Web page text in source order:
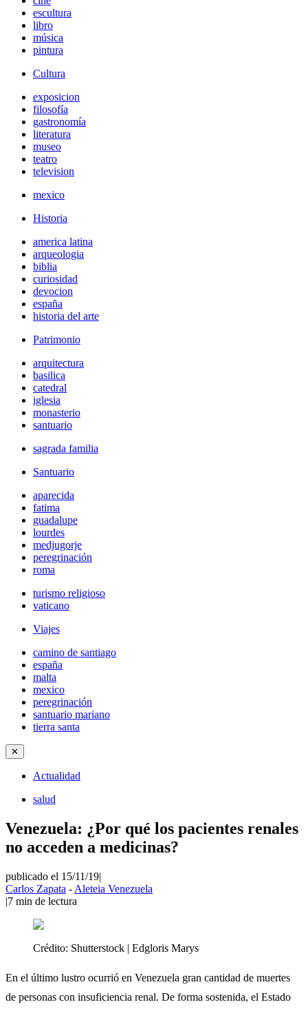
escultura
libro
música
pintura
Cultura
exposicion
filosofía
gastronomía
literatura
museo
teatro
television
mexico
Historia
america latina
arqueologia
biblia
curiosidad
devocion
españa
historia del arte
Patrimonio
arquitectura
basilica
catedral
iglesia
monasterio
santuario
sagrada familia
Santuario
aparecida
fatima
guadalupe
lourdes
medjugorje
peregrinación
roma
turismo religioso
vaticano
Viajes
camino de santiago
españa
malta
mexico
peregrinación
santuario mariano
tierra santa
✕
Actualidad
salud
Venezuela: ¿Por qué los pacientes renales
no acceden a medicinas?
publicado el 15/11/19|
Carlos Zapata - Aleteia Venezuela
|7 min de lectura
Crédito: Shutterstock | Edgloris Marys
En el último lustro ocurrió en Venezuela gran cantidad de muertes
de personas con insuficiencia renal. De forma sostenida, el Estado